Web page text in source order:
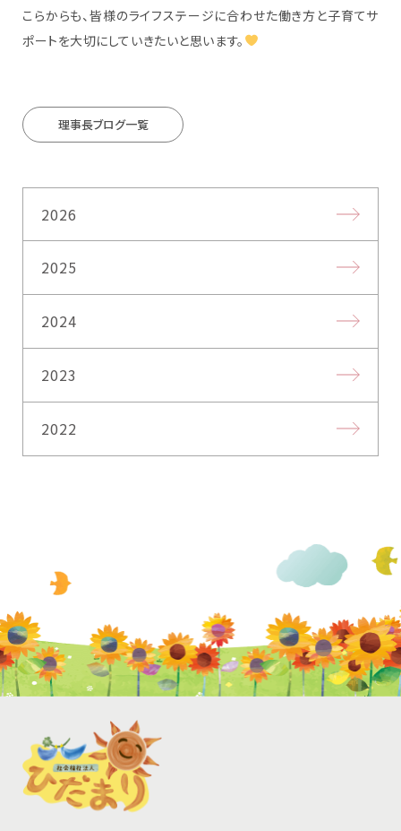
こらからも、皆様のライフステージに合わせた働き方と子育てサ
ポートを大切にしていきたいと思います。
理事長ブログ一覧
2026
2025
2024
2023
2022